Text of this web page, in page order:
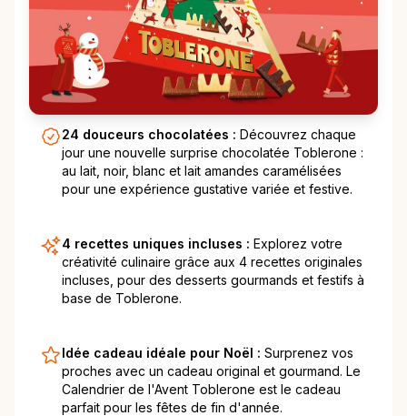
24 douceurs chocolatées : Découvrez chaque
jour une nouvelle surprise chocolatée Toblerone :
au lait, noir, blanc et lait amandes caramélisées
pour une expérience gustative variée et festive.
4 recettes uniques incluses : Explorez votre
créativité culinaire grâce aux 4 recettes originales
incluses, pour des desserts gourmands et festifs à
base de Toblerone.
Idée cadeau idéale pour Noël : Surprenez vos
proches avec un cadeau original et gourmand. Le
Calendrier de l'Avent Toblerone est le cadeau
parfait pour les fêtes de fin d'année.